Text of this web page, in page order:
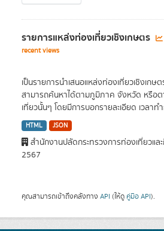
รายการแหล่งท่องเที่ยวเชิงเกษตร
recent views
เป็นรายการนำเสนอแหล่งท่องเที่ยวเชิงเกษ
สามารถค้นหาได้ตามภูมิภาค จังหวัด หรือ
เที่ยวนั้นๆ โดยมีการบอกรายละเอียด เวลาท
HTML JSON
สำนักงานปลัดกระทรวงการท่องเที่ยวแล
2567
คุณสามารถเข้าถึงคลังทาง API (ให้ดู คู่มือ API).